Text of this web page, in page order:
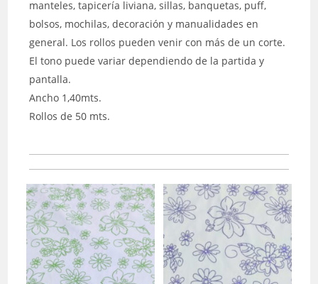
manteles, tapicería liviana, sillas, banquetas, puff,
bolsos, mochilas, decoración y manualidades en
general. Los rollos pueden venir con más de un corte.
El tono puede variar dependiendo de la partida y
pantalla.
Ancho 1,40mts.
Rollos de 50 mts.